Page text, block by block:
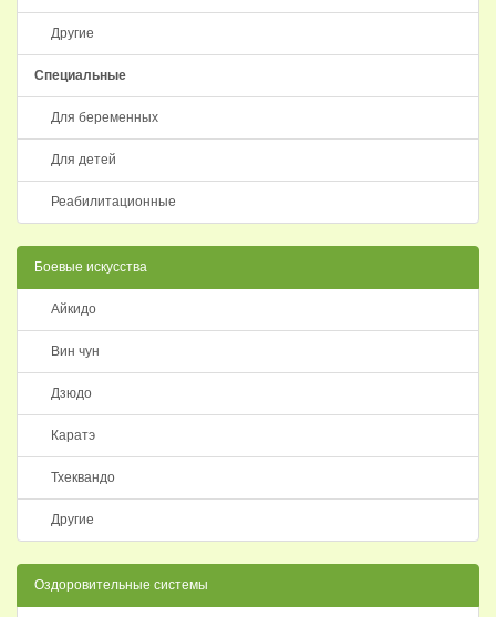
Другие
Специальные
Для беременных
Для детей
Реабилитационные
Боевые искусства
Айкидо
Вин чун
Дзюдо
Каратэ
Тхеквандо
Другие
Оздоровительные системы